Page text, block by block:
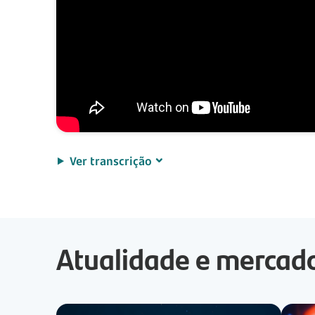
Ver transcrição
Atualidade e